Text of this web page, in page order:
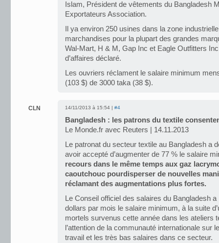
Islam, Président de vêtements du Bangladesh
Exportateurs Association.
Il ya environ 250 usines dans la zone
marchandises pour la plupart des grandes
Wal-Mart, H & M, Gap Inc et Eagle Outfitters
d’affaires déclaré.
Les ouvriers réclament le salaire minimum
(103 $) de 3000 taka (38 $).
CLN 14/11/2013 à 15:54 | #4
Bangladesh : les patrons du textile
Le Monde.fr avec Reuters | 14.11.2013
Le patronat du secteur textile au Bangladesh a
avoir accepté d’augmenter de 77 % le salaire
recours dans le même temps aux gaz
caoutchouc pourdisperser de nouvelles
réclamant des augmentations plus fortes.
Le Conseil officiel des salaires du Bangladesh
dollars par mois le salaire minimum, à la suite
mortels survenus cette année dans les ateliers
l’attention de la communauté internationale sur
travail et les très bas salaires dans ce secteur.